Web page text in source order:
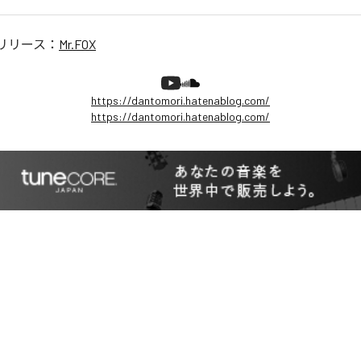
リース： Mr.FOX
https://dantomori.hatenablog.com/
https://dantomori.hatenablog.com/